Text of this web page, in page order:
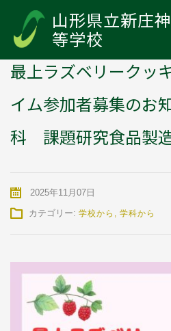
山形県立新庄
等学校
ークッキング＆ティータイム参加者募
研究食品製造】
最上ラズベリークッ
イム参加者募集のお
科 課題研究食品製造
2025年11月07日
カテゴリー: 学校から , 学科から